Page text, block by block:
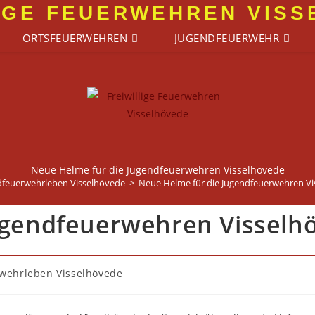
FEUERWEHREN
ORTSFEUERWEHREN JUGENDFEUERWEHR
Neue Helme für die Jugendfeuerwehren Visselhövede
Visselhövede > Neue Helme für die Jugendfeuerwehren
Visselhövede